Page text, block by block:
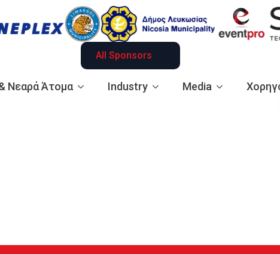
All Sponsors
& Νεαρά Άτομα Industry Media